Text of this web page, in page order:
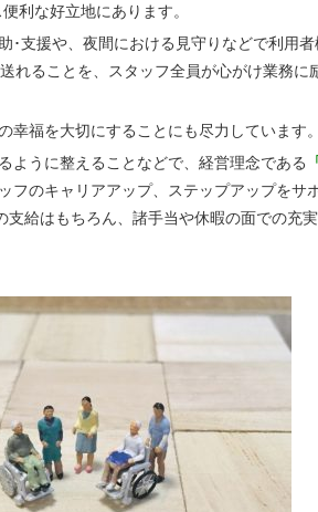
利な好立地にあります。
･支援や、夜間における見守りなどで利用者
れることを、スタッフ全員が心がけ業務に
幸福を大切にすることにも尽力しています
ように整えることなどで、経営理念である
フのキャリアアップ、ステップアップをサ
給はもちろん、諸手当や休暇の面での充